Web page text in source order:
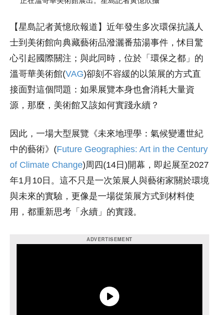
【星島記者黃憶欣報道】近年發生多次環保抗議人
士到美術館向典藏藝術品潑灑番茄湯事件，怵目驚
心引起國際關注；與此同時 ，位於 「 環保之都 」的
溫哥華美術館(VAG)卻刻不容緩的以策展的方式直
接面對這個問題：如果展覽本身也會消耗大量資
源，那麼，美術館又該如何實踐永續？
因此，一場大型展覽《未來地理學：氣候變遷世紀
中的藝術》(Future Geographies: Art in the Century
of Climate Change)周四(14日)開幕， 即起展至2027
年1月10日。 這不只是一次策展人與藝術家關於環境
與未來的實驗，更像是一場從策展方式到材料使
用，都重新思考「永續」的實踐。